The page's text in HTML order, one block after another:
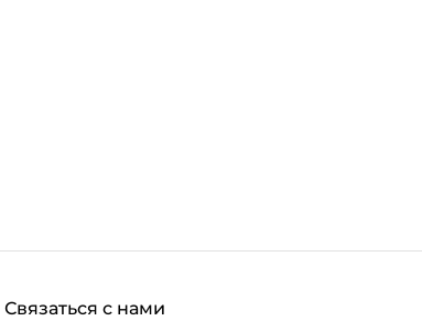
Связаться с нами